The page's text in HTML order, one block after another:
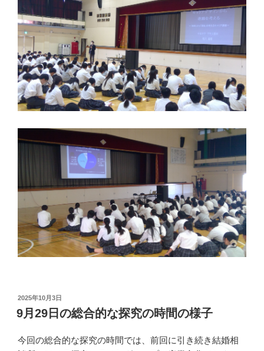
投
稿
日:
2025年10月3日
9月29日の総合的な探究の時間の様子
今回の総合的な探究の時間では、前回に引き続き結婚相